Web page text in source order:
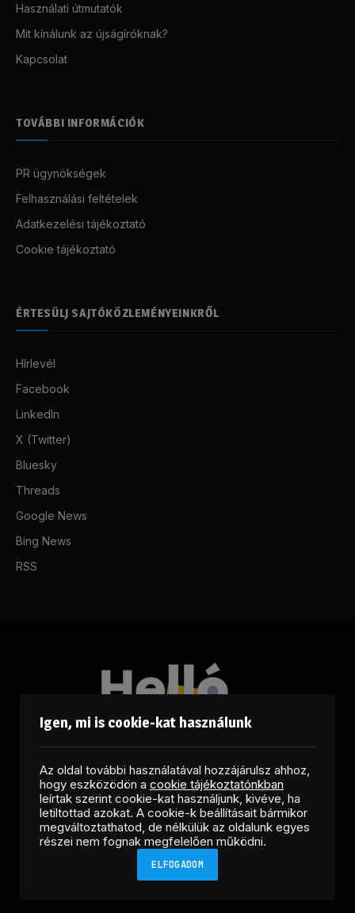
Használati útmutatók
Mit kínálunk az újságíróknak?
Kapcsolat
TOVÁBBI INFORMÁCIÓK
PR ügynökségek
Felhasználási feltételek
Adatkezelési tájékoztató
Cookie tájékoztató
ÉRTESÜLJ SAJTÓKÖZLEMÉNYEINKRŐL
Hírlevél
Facebook
LinkedIn
X (Twitter)
Bluesky
Threads
Google News
Bing News
RSS
FacebookLinkedInX
(Twitter)
RSS
Igen, mi is cookie-kat használunk
Az oldal további használatával hozzájárulsz ahhoz,
hogy eszközödön a cookie tájékoztatónkban
leírtak szerint cookie-kat használjunk, kivéve, ha
letiltottad azokat. A cookie-k beállításait bármikor
megváltoztathatod, de nélkülük az oldalunk egyes
részei nem fognak megfelelően működni.
ELFOGADOM